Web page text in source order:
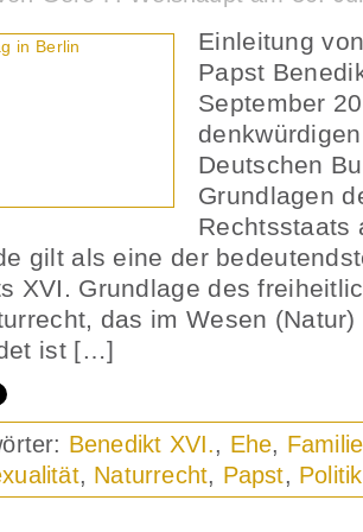
Einleitung
Papst
September
Deutschen
Grundlagen
Rechtsstaats
gilt als eine der
XVI. Grundlage des
das im Wesen
ist […]
Benedikt XVI., Ehe, Familie
, Naturrecht, Papst, Politik